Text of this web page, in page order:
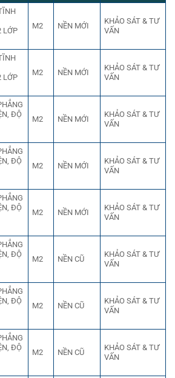
LỚP
M2 NỀN MỚI
KHẢO SÁT & TƯ
VẤN
LỚP
M2 NỀN MỚI
KHẢO SÁT & TƯ
VẤN
ĐỘ
M2 NỀN MỚI
KHẢO SÁT & TƯ
VẤN
ĐỘ
M2 NỀN MỚI
KHẢO SÁT & TƯ
VẤN
ĐỘ
M2 NỀN MỚI
KHẢO SÁT & TƯ
VẤN
ĐỘ
M2 NỀN CŨ
KHẢO SÁT & TƯ
VẤN
ĐỘ
M2 NỀN CŨ
KHẢO SÁT & TƯ
VẤN
ĐỘ
M2 NỀN CŨ
KHẢO SÁT & TƯ
VẤN